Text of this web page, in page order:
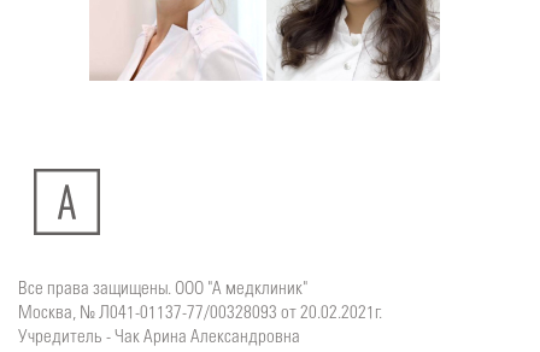
Подробнее о
Ситдикова
Стоматолог-хирург
Подробнеео
Тумасян
Стоматолог-терапевт
Все права защищены. ООО "А медклиник"
Москва, № Л041-01137-77/00328093 от 20.02.2021г.
Учредитель - Чак Арина Александровна